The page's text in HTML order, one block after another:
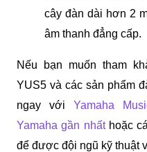
cây đàn dài hơn 2
âm thanh đẳng cấp.
Nếu bạn muốn tham
YUS5 và các sản phẩm
ngay với Yamaha
Yamaha gần nhất hoặc
để được đội ngũ kỹ thuật